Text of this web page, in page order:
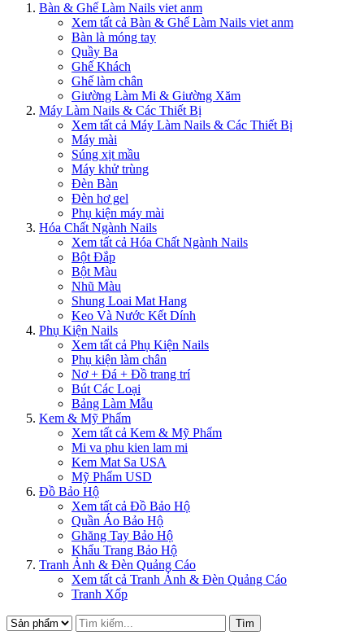
Bàn & Ghế Làm Nails viet anm
Xem tất cả Bàn & Ghế Làm Nails viet anm
Bàn là móng tay
Quầy Ba
Ghế Khách
Ghế làm chân
Giường Làm Mi & Giường Xăm
Máy Làm Nails & Các Thiết Bị
Xem tất cả Máy Làm Nails & Các Thiết Bị
Máy mài
Súng xịt mầu
Máy khử trùng
Đèn Bàn
Đèn hơ gel
Phụ kiện máy mài
Hóa Chất Ngành Nails
Xem tất cả Hóa Chất Ngành Nails
Bột Đắp
Bột Màu
Nhũ Màu
Shung Loai Mat Hang
Keo Và Nước Kết Dính
Phụ Kiện Nails
Xem tất cả Phụ Kiện Nails
Phụ kiện làm chân
Nơ + Đá + Đồ trang trí
Bút Các Loại
Bảng Làm Mẫu
Kem & Mỹ Phẩm
Xem tất cả Kem & Mỹ Phẩm
Mi va phu kien lam mi
Kem Mat Sa USA
Mỹ Phẩm USD
Đồ Bảo Hộ
Xem tất cả Đồ Bảo Hộ
Quần Áo Bảo Hộ
Ghăng Tay Bảo Hộ
Khẩu Trang Bảo Hộ
Tranh Ảnh & Đèn Quảng Cáo
Xem tất cả Tranh Ảnh & Đèn Quảng Cáo
Tranh Xốp
Tìm